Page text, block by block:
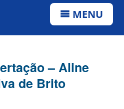
MENU
– Aline
de Brito